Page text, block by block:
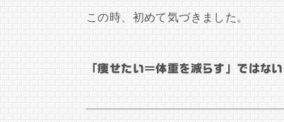
この時、初めて気づきました。
「痩せたい＝体重を減らす」ではない